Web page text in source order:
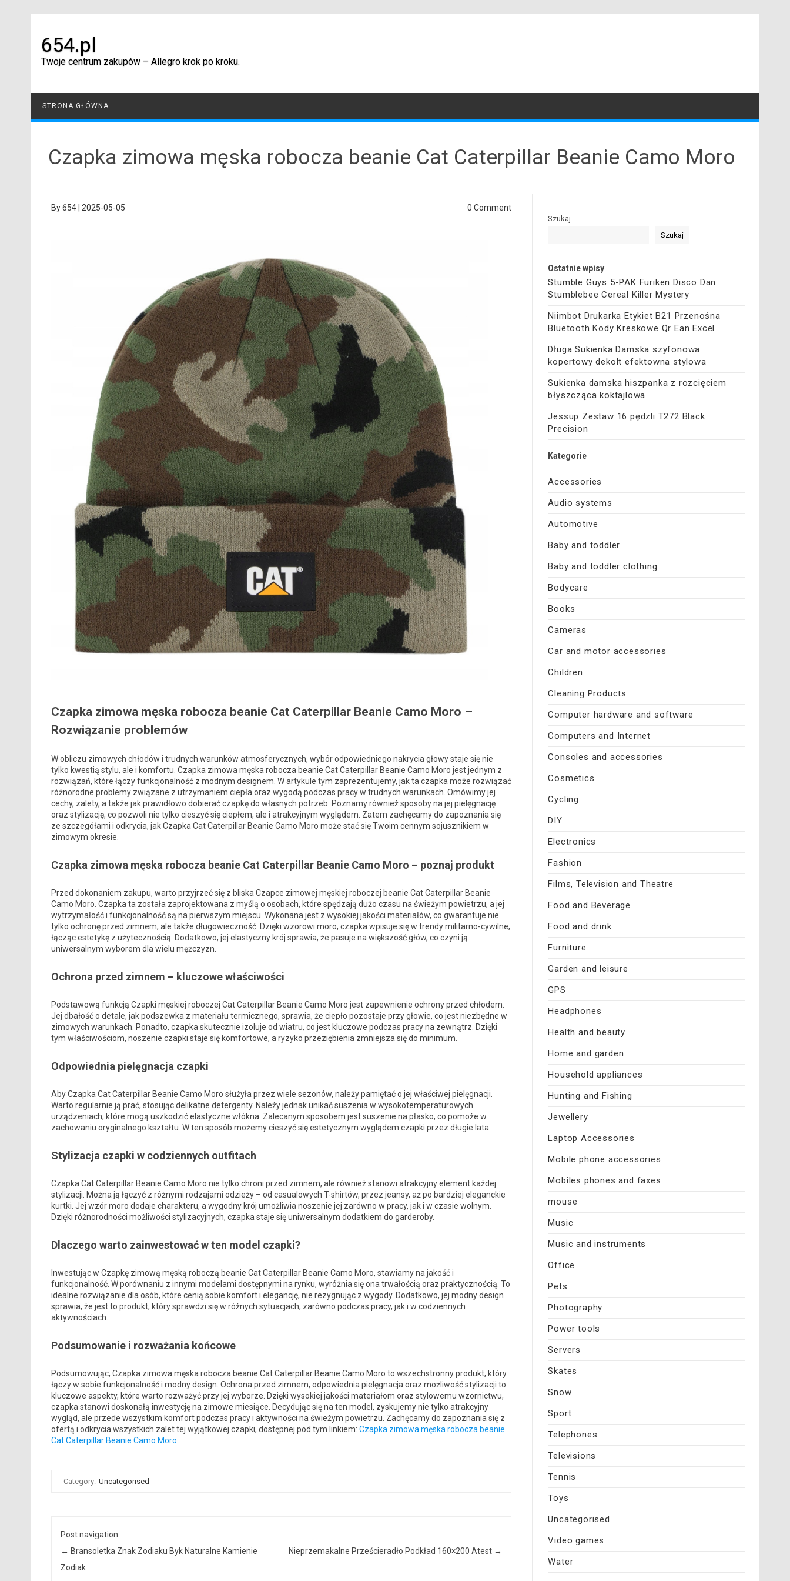
654.pl
Twoje centrum zakupów – Allegro krok po kroku.
STRONA GŁÓWNA
Czapka zimowa męska robocza beanie Cat Caterpillar Beanie Camo Moro
By654 2025-05-05 0 Comment
Czapka zimowa męska robocza beanie Cat Caterpillar Beanie Camo Moro –
Rozwiązanie problemów
W obliczu zimowych chłodów i trudnych warunków atmosferycznych, wybór odpowiedniego nakrycia głowy staje się nie
tylko kwestią stylu, ale i komfortu. Czapka zimowa męska robocza beanie Cat Caterpillar Beanie Camo Moro jest jednym z
rozwiązań, które łączy funkcjonalność z modnym designem. W artykule tym zaprezentujemy, jak ta czapka może rozwiązać
różnorodne problemy związane z utrzymaniem ciepła oraz wygodą podczas pracy w trudnych warunkach. Omówimy jej
cechy, zalety, a także jak prawidłowo dobierać czapkę do własnych potrzeb. Poznamy również sposoby na jej pielęgnację
oraz stylizację, co pozwoli nie tylko cieszyć się ciepłem, ale i atrakcyjnym wyglądem. Zatem zachęcamy do zapoznania się
ze szczegółami i odkrycia, jak Czapka Cat Caterpillar Beanie Camo Moro może stać się Twoim cennym sojusznikiem w
zimowym okresie.
Czapka zimowa męska robocza beanie Cat Caterpillar Beanie Camo Moro – poznaj produkt
Przed dokonaniem zakupu, warto przyjrzeć się z bliska Czapce zimowej męskiej roboczej beanie Cat Caterpillar Beanie
Camo Moro. Czapka ta została zaprojektowana z myślą o osobach, które spędzają dużo czasu na świeżym powietrzu, a jej
wytrzymałość i funkcjonalność są na pierwszym miejscu. Wykonana jest z wysokiej jakości materiałów, co gwarantuje nie
tylko ochronę przed zimnem, ale także długowieczność. Dzięki wzorowi moro, czapka wpisuje się w trendy militarno-cywilne,
łącząc estetykę z użytecznością. Dodatkowo, jej elastyczny krój sprawia, że pasuje na większość głów, co czyni ją
uniwersalnym wyborem dla wielu mężczyzn.
Ochrona przed zimnem – kluczowe właściwości
Podstawową funkcją Czapki męskiej roboczej Cat Caterpillar Beanie Camo Moro jest zapewnienie ochrony przed chłodem.
Jej dbałość o detale, jak podszewka z materiału termicznego, sprawia, że ciepło pozostaje przy głowie, co jest niezbędne w
zimowych warunkach. Ponadto, czapka skutecznie izoluje od wiatru, co jest kluczowe podczas pracy na zewnątrz. Dzięki
tym właściwościom, noszenie czapki staje się komfortowe, a ryzyko przeziębienia zmniejsza się do minimum.
Odpowiednia pielęgnacja czapki
Aby Czapka Cat Caterpillar Beanie Camo Moro służyła przez wiele sezonów, należy pamiętać o jej właściwej pielęgnacji.
Warto regularnie ją prać, stosując delikatne detergenty. Należy jednak unikać suszenia w wysokotemperaturowych
urządzeniach, które mogą uszkodzić elastyczne włókna. Zalecanym sposobem jest suszenie na płasko, co pomoże w
zachowaniu oryginalnego kształtu. W ten sposób możemy cieszyć się estetycznym wyglądem czapki przez długie lata.
Stylizacja czapki w codziennych outfitach
Czapka Cat Caterpillar Beanie Camo Moro nie tylko chroni przed zimnem, ale również stanowi atrakcyjny element każdej
stylizacji. Można ją łączyć z różnymi rodzajami odzieży – od casualowych T-shirtów, przez jeansy, aż po bardziej eleganckie
kurtki. Jej wzór moro dodaje charakteru, a wygodny krój umożliwia noszenie jej zarówno w pracy, jak i w czasie wolnym.
Dzięki różnorodności możliwości stylizacyjnych, czapka staje się uniwersalnym dodatkiem do garderoby.
Dlaczego warto zainwestować w ten model czapki?
Inwestując w Czapkę zimową męską roboczą beanie Cat Caterpillar Beanie Camo Moro, stawiamy na jakość i
funkcjonalność. W porównaniu z innymi modelami dostępnymi na rynku, wyróżnia się ona trwałością oraz praktycznością. To
idealne rozwiązanie dla osób, które cenią sobie komfort i elegancję, nie rezygnując z wygody. Dodatkowo, jej modny design
sprawia, że jest to produkt, który sprawdzi się w różnych sytuacjach, zarówno podczas pracy, jak i w codziennych
aktywnościach.
Podsumowanie i rozważania końcowe
Podsumowując, Czapka zimowa męska robocza beanie Cat Caterpillar Beanie Camo Moro to wszechstronny produkt, który
łączy w sobie funkcjonalność i modny design. Ochrona przed zimnem, odpowiednia pielęgnacja oraz możliwość stylizacji to
kluczowe aspekty, które warto rozważyć przy jej wyborze. Dzięki wysokiej jakości materiałom oraz stylowemu wzornictwu,
czapka stanowi doskonałą inwestycję na zimowe miesiące. Decydując się na ten model, zyskujemy nie tylko atrakcyjny
wygląd, ale przede wszystkim komfort podczas pracy i aktywności na świeżym powietrzu. Zachęcamy do zapoznania się z
ofertą i odkrycia wszystkich zalet tej wyjątkowej czapki, dostępnej pod tym linkiem: Czapka zimowa męska robocza beanie
Cat Caterpillar Beanie Camo Moro.
Category: Uncategorised
Post navigation
← Bransoletka Znak Zodiaku Byk Naturalne Kamienie
Zodiak
Nieprzemakalne Prześcieradło Podkład 160×200 Atest →
Szukaj
Szukaj
Ostatnie wpisy
Stumble Guys 5-PAK Furiken Disco Dan
Stumblebee Cereal Killer Mystery
Niimbot Drukarka Etykiet B21 Przenośna
Bluetooth Kody Kreskowe Qr Ean Excel
Długa Sukienka Damska szyfonowa
kopertowy dekolt efektowna stylowa
Sukienka damska hiszpanka z rozcięciem
błyszcząca koktajlowa
Jessup Zestaw 16 pędzli T272 Black
Precision
Kategorie
Accessories
Audio systems
Automotive
Baby and toddler
Baby and toddler clothing
Bodycare
Books
Cameras
Car and motor accessories
Children
Cleaning Products
Computer hardware and software
Computers and Internet
Consoles and accessories
Cosmetics
Cycling
DIY
Electronics
Fashion
Films, Television and Theatre
Food and Beverage
Food and drink
Furniture
Garden and leisure
GPS
Headphones
Health and beauty
Home and garden
Household appliances
Hunting and Fishing
Jewellery
Laptop Accessories
Mobile phone accessories
Mobiles phones and faxes
mouse
Music
Music and instruments
Office
Pets
Photography
Power tools
Servers
Skates
Snow
Sport
Telephones
Televisions
Tennis
Toys
Uncategorised
Video games
Water